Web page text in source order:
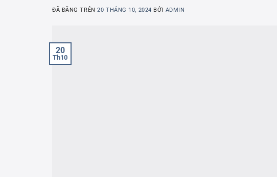
ĐÃ ĐĂNG TRÊN20 THÁNG 10, 2024 BỞI ADMIN
20
Th10